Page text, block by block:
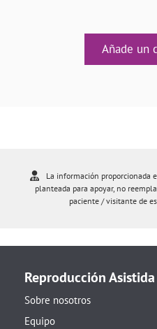
Añade un
La información proporcionada
planteada para apoyar, no
paciente / visitante de
Reproducción Asistida
Sobre nosotros
Equipo